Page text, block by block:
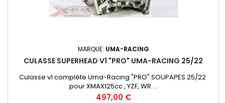
MARQUE: UMA-RACING
CULASSE SUPERHEAD V1 "PRO" UMA-RACING 25/22
Culasse v1 complète Uma-Racing "PRO" SOUPAPES 25/22
pour XMAX125cc , YZF, WR ...
Prix
497,00 €